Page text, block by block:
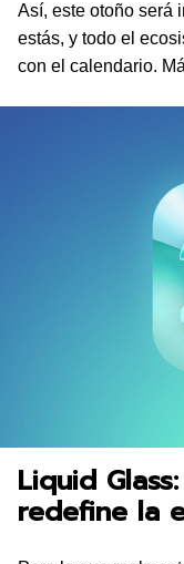
Así, este otoño será
estás, y todo el
con el calendario.
Liquid
redefine la